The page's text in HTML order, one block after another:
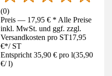
(0)
Preis — 17,95 € * Alle Preise
inkl. MwSt. und ggf. zzgl.
Versandkosten pro ST17,95
€*/ ST
Entspricht 35,90 € pro l(35,90
€/ l)